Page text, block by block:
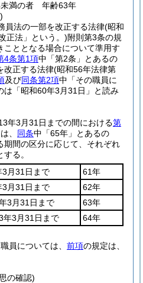
未満の者 年齢63年
員法の一部を改正する法律(昭和
正法」という。)附則第3条の規
こととなる場合について準用す
4条第1項中「第2条」とあるの
改正する法律(昭和56年法律第
及び同条第2項中「その職員に
は「昭和60年3月31日」と読み
年3月31日までの間における第
、 同条中「65年」とあるの
期間の区分に応じて、それぞれ
る。
月31日まで
61年
月31日まで
62年
3月31日まで
63年
年3月31日まで
64年
員については、 前項の規定は、
の確認)